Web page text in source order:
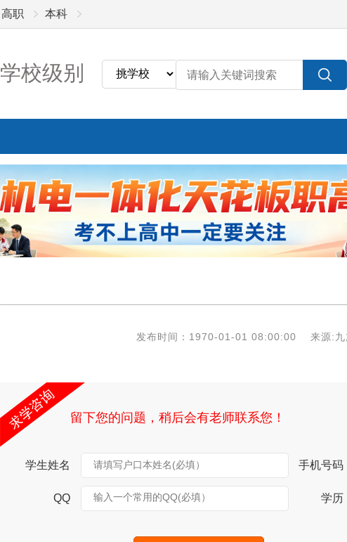
高职 本科
学校级别
发布时间：1970-01-01 08:00:00 来源:九
留下您的问题，稍后会有老师联系您！
学生姓名 请填写户口本姓名(必填） 手机号码
QQ 输入一个常用的QQ(必填） 学历